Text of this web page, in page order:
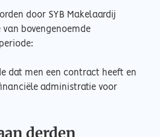
door SYB Makelaardij
van bovengenoemde
dat men een contract heeft en
administratie voor
derden